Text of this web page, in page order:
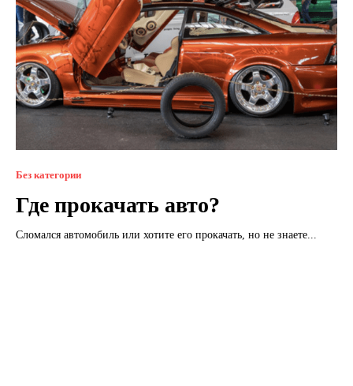
Без категории
Где прокачать авто?
Сломался автомобиль или хотите его прокачать, но не знаете...